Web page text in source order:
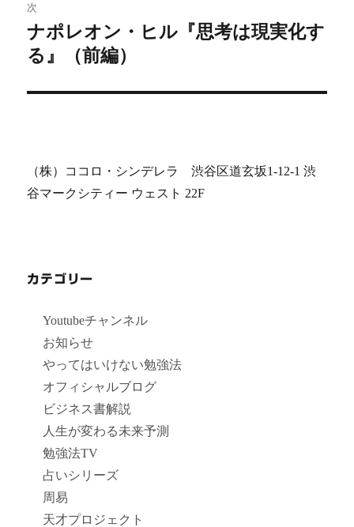
ー
シ
次
次
の
稿:
ナポレオン・ヒル『思考は現実化す
る』（前編）
（株）ココロ・シンデレラ 渋谷区道玄坂1-12-1 渋
谷マークシティー ウェスト 22F
カテゴリー
Youtubeチャンネル
お知らせ
やってはいけない勉強法
オフィシャルブログ
ビジネス書解説
人生が変わる未来予測
勉強法TV
占いシリーズ
周易
天才プロジェクト